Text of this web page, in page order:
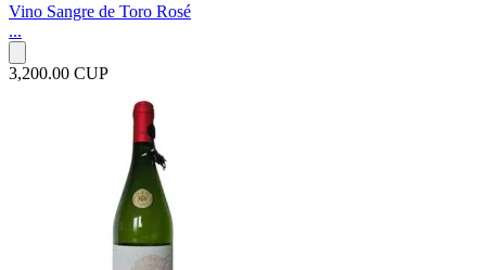
Vino Sangre de Toro Rosé
...
3,200.00 CUP